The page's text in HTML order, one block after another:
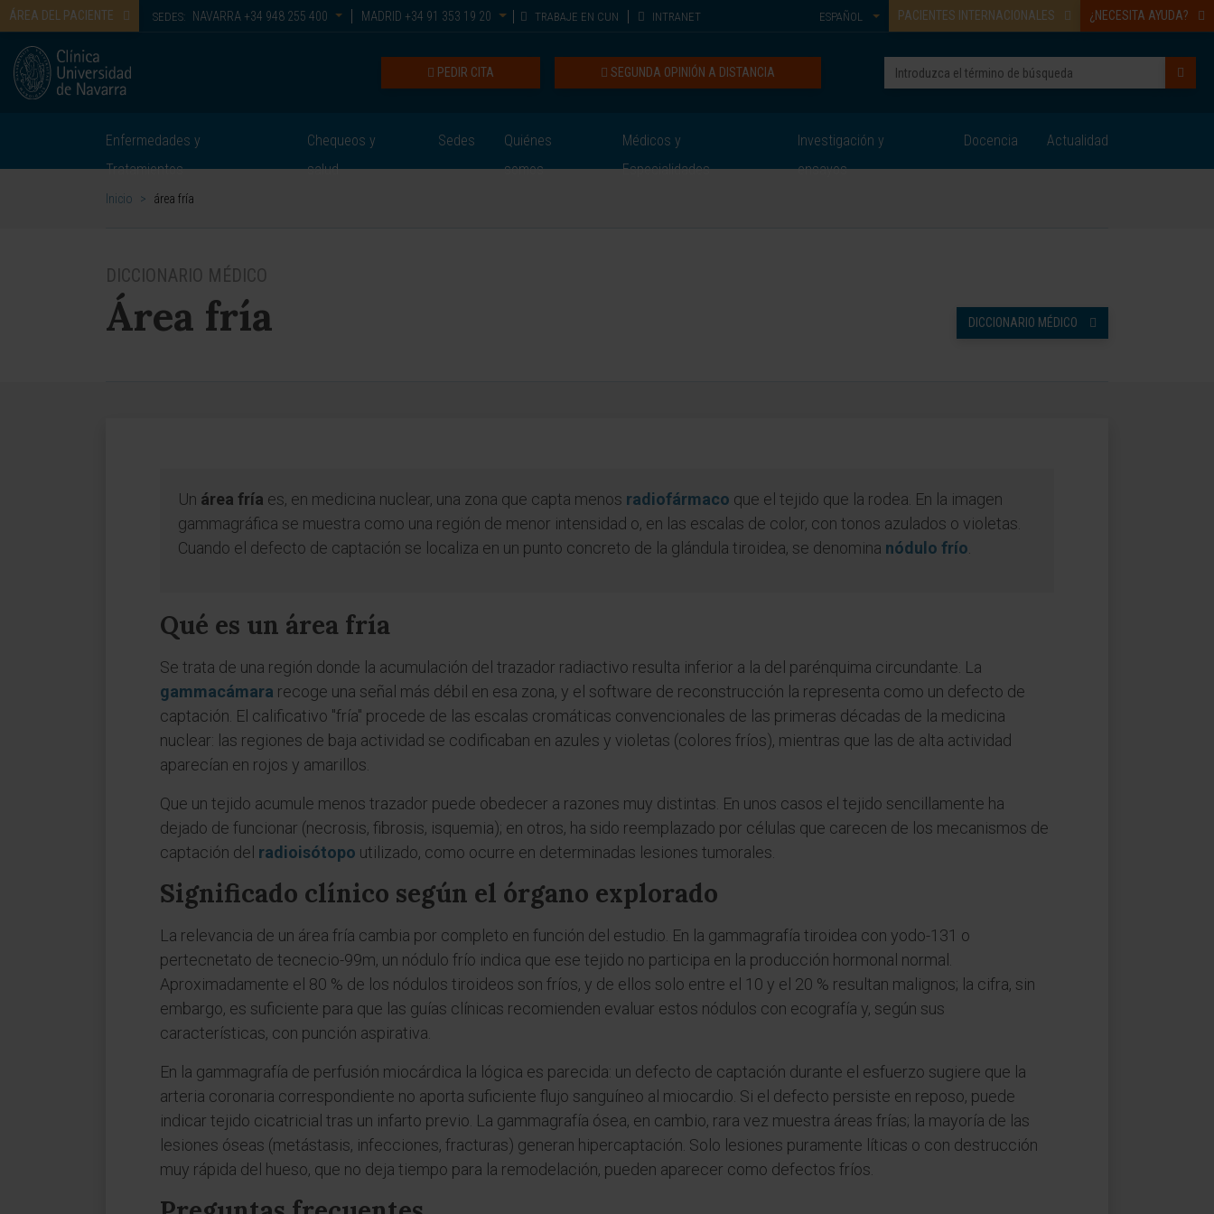
ÁREA DEL PACIENTE SEDES: NAVARRA +34 948 255 400 MADRID +34 91 353 19 20 TRABAJE EN CUN INTRANET PACIENTES INTERNACIONALES ¿NECESITA AYUDA?
ESPAÑOL
SEGUNDA OPINIÓN A DISTANCIA
PEDIR CITA
Enfermedades y
Tratamientos
Chequeos y
salud
Sedes
Quiénes
somos
Médicos y
Especialidades
Investigación y
ensayos
Docencia Actualidad
Inicio > área fría
DICCIONARIO MÉDICO
Área fría DICCIONARIO MÉDICO
Un área fría es, en medicina nuclear, una zona que capta menos radiofármaco que el tejido que la rodea. En la imagen
gammagráfica se muestra como una región de menor intensidad o, en las escalas de color, con tonos azulados o violetas.
Cuando el defecto de captación se localiza en un punto concreto de la glándula tiroidea, se denomina nódulo frío
Qué es un área fría
Se trata de una región donde la acumulación del trazador radiactivo resulta inferior a la del parénquima circundante. La
gammacámara recoge una señal más débil en esa zona, y el software de reconstrucción la representa como un defecto de
captación. El calificativo "fría" procede de las escalas cromáticas convencionales de las primeras décadas de la medicina
nuclear: las regiones de baja actividad se codificaban en azules y violetas (colores fríos), mientras que las de alta actividad
aparecían en rojos y amarillos.
Que un tejido acumule menos trazador puede obedecer a razones muy distintas. En unos casos el tejido sencillamente ha
dejado de funcionar (necrosis, fibrosis, isquemia); en otros, ha sido reemplazado por células que carecen de los mecanismos de
captación del radioisótopo utilizado, como ocurre en determinadas lesiones tumorales.
Significado clínico según el órgano explorado
La relevancia de un área fría cambia por completo en función del estudio. En la gammagrafía tiroidea con yodo-131 o
pertecnetato de tecnecio-99m, un nódulo frío indica que ese tejido no participa en la producción hormonal normal.
Aproximadamente el 80 % de los nódulos tiroideos son fríos, y de ellos solo entre el 10 y el 20 % resultan malignos; la cifra, sin
embargo, es suficiente para que las guías clínicas recomienden evaluar estos nódulos con ecografía y, según sus
características, con punción aspirativa.
En la gammagrafía de perfusión miocárdica la lógica es parecida: un defecto de captación durante el esfuerzo sugiere que la
arteria coronaria correspondiente no aporta suficiente flujo sanguíneo al miocardio. Si el defecto persiste en reposo, puede
indicar tejido cicatricial tras un infarto previo. La gammagrafía ósea, en cambio, rara vez muestra áreas frías; la mayoría de las
lesiones óseas (metástasis, infecciones, fracturas) generan hipercaptación. Solo lesiones puramente líticas o con destrucción
muy rápida del hueso, que no deja tiempo para la remodelación, pueden aparecer como defectos fríos.